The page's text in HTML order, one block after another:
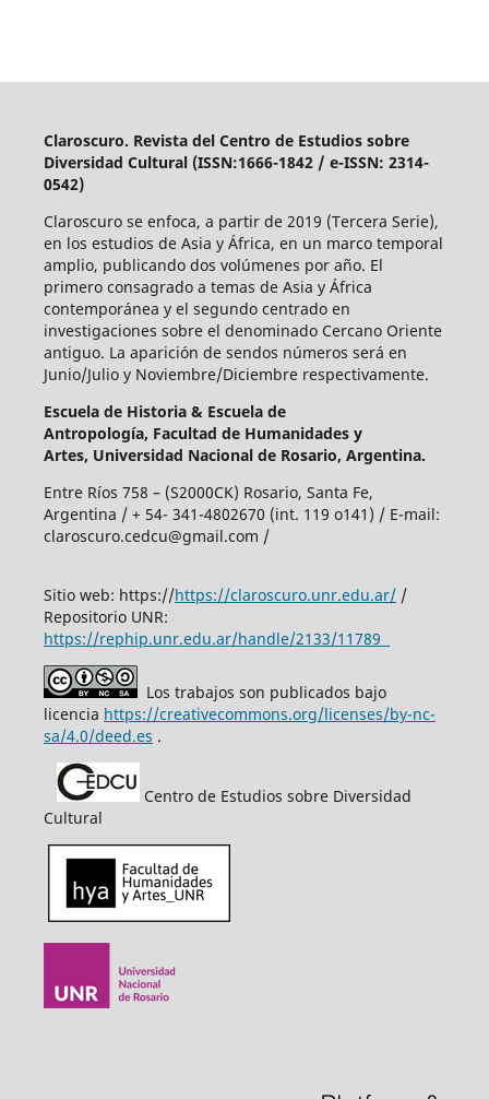
Claroscuro. Revista del Centro de Estudios sobre
Diversidad Cultural (ISSN:1666-1842 / e-ISSN: 2314-
0542)
Claroscuro se enfoca, a partir de 2019 (Tercera Serie),
en los estudios de Asia y África, en un marco temporal
amplio, publicando dos volúmenes por año. El
primero consagrado a temas de Asia y África
contemporánea y el segundo centrado en
investigaciones sobre el denominado Cercano Oriente
antiguo. La aparición de sendos números será en
Junio/Julio y Noviembre/Diciembre respectivamente.
Escuela de Historia & Escuela de
Antropología, Facultad de Humanidades y
Artes, Universidad Nacional de Rosario, Argentina.
Entre Ríos 758 – (S2000CK) Rosario, Santa Fe,
Argentina / + 54- 341-4802670 (int. 119 o141) / E-mail:
claroscuro.cedcu@gmail.com /
Sitio web: https://https://claroscuro.unr.edu.ar//
Repositorio UNR:
https://rephip.unr.edu.ar/handle/2133/11789
Los trabajos son publicados bajo
licencia https://creativecommons.org/licenses/by-nc-
sa/4.0/deed.es .
Centro de Estudios sobre Diversidad
Cultural